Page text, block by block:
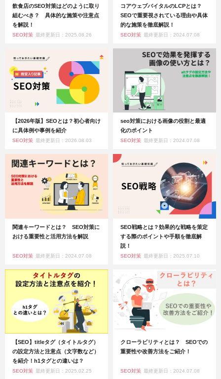
飲食店のSEO対策はどのように取り
組むべき？ 具体的な施策や注意点
を解説！
SEO対策 最終更新日：2025.08.26
コアウェブバイタルのLCPとは？
SEOで重要視されている理由や具体
的な施策を徹底解説！
SEO対策 最終更新日：2024.07.08
【2026年版】SEOとは？初心者向け
に具体例や事例を紹介
SEO対策 最終更新日：2026.08.03
seo対策における画像の役割と最適
化のポイント
SEO対策 最終更新日：2024.07.08
関連キーワードとは？ SEO対策に
おける重要性と活用方法を解説
SEO対策 最終更新日：2024.07.08
SEO戦略とは？効果的な戦略を策定
する際のポイントや手順を徹底解
説！
SEO対策 最終更新日：2025.07.10
【SEO】titleタグ（タイトルタグ）
の設定方法と注意点（文字数など）
を紹介！h1タグとの違いは？
SEO対策 最終更新日：2025.02.25
クローラビリティとは？ SEOでの
重要性や改善方法をご紹介！
SEO対策 最終更新日：2024.07.08